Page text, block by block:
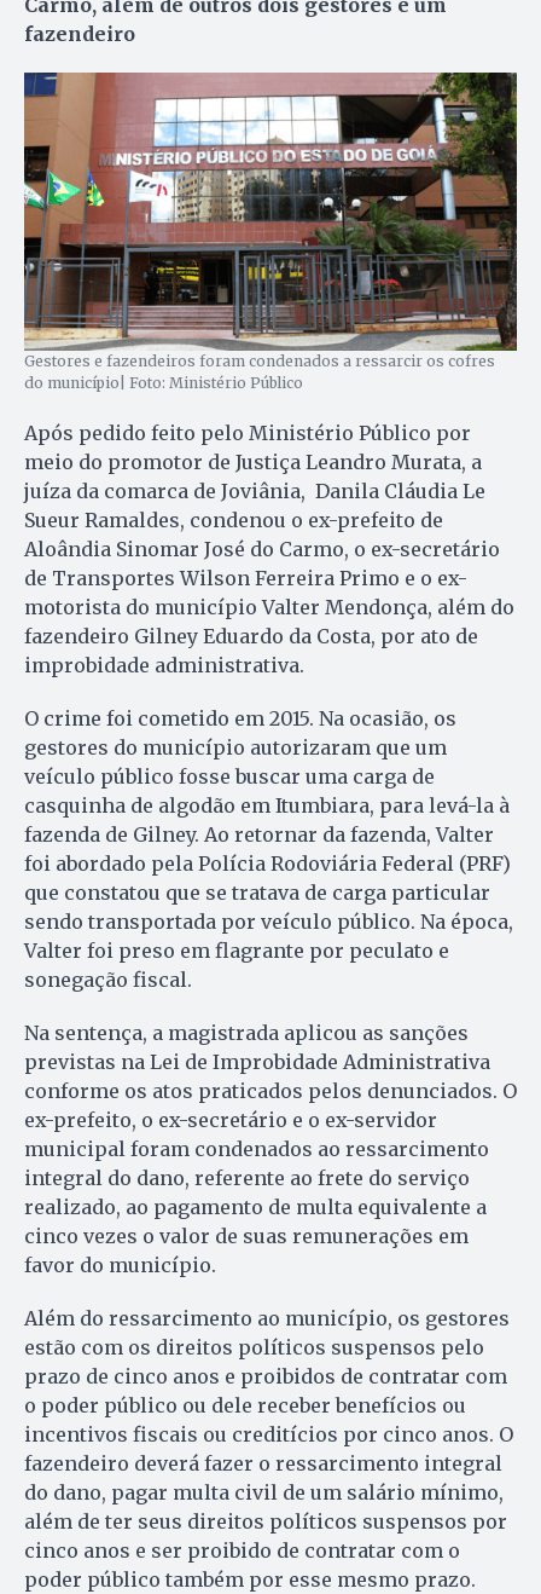
fazendeiro
Gestores e fazendeiros foram condenados a ressarcir os cofres
do município| Foto: Ministério Público
Após pedido feito pelo Ministério Público por
meio do promotor de Justiça Leandro Murata, a
juíza da comarca de Joviânia, Danila Cláudia Le
Sueur Ramaldes, condenou o ex-prefeito de
Aloândia Sinomar José do Carmo, o ex-secretário
de Transportes Wilson Ferreira Primo e o ex-
motorista do município Valter Mendonça, além do
fazendeiro Gilney Eduardo da Costa, por ato de
improbidade administrativa.
O crime foi cometido em 2015. Na ocasião, os
gestores do município autorizaram que um
veículo público fosse buscar uma carga de
casquinha de algodão em Itumbiara, para levá-la à
fazenda de Gilney. Ao retornar da fazenda, Valter
foi abordado pela Polícia Rodoviária Federal (PRF)
que constatou que se tratava de carga particular
sendo transportada por veículo público. Na época,
Valter foi preso em flagrante por peculato e
sonegação fiscal.
Na sentença, a magistrada aplicou as sanções
previstas na Lei de Improbidade Administrativa
conforme os atos praticados pelos denunciados. O
ex-prefeito, o ex-secretário e o ex-servidor
municipal foram condenados ao ressarcimento
integral do dano, referente ao frete do serviço
realizado, ao pagamento de multa equivalente a
cinco vezes o valor de suas remunerações em
favor do município.
Além do ressarcimento ao município, os gestores
estão com os direitos políticos suspensos pelo
prazo de cinco anos e proibidos de contratar com
o poder público ou dele receber benefícios ou
incentivos fiscais ou creditícios por cinco anos. O
fazendeiro deverá fazer o ressarcimento integral
do dano, pagar multa civil de um salário mínimo,
além de ter seus direitos políticos suspensos por
cinco anos e ser proibido de contratar com o
poder público também por esse mesmo prazo.